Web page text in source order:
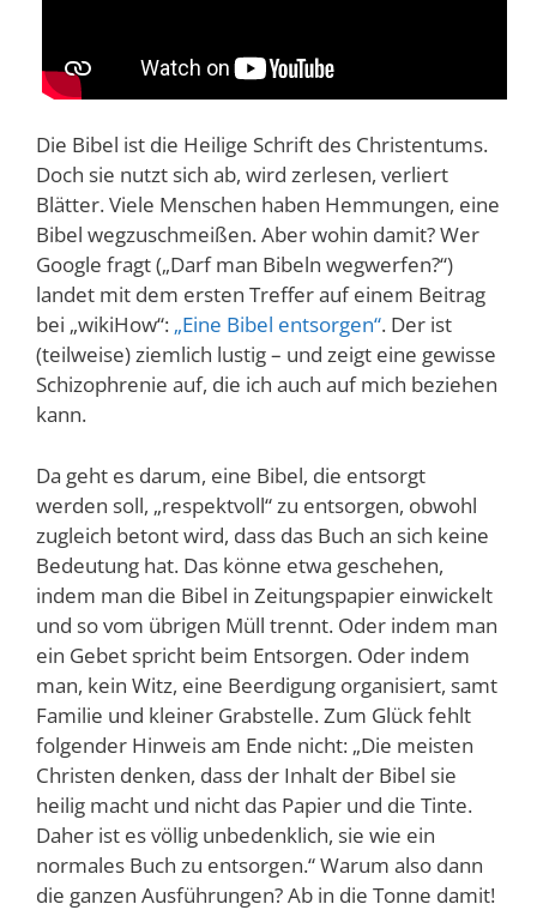
Die Bibel ist die Heilige Schrift des Christentums.
Doch sie nutzt sich ab, wird zerlesen, verliert
Blätter. Viele Menschen haben Hemmungen, eine
Bibel wegzuschmeißen. Aber wohin damit? Wer
Google fragt („Darf man Bibeln wegwerfen?“)
landet mit dem ersten Treffer auf einem Beitrag
bei „wikiHow“: „Eine Bibel entsorgen“. Der ist
(teilweise) ziemlich lustig – und zeigt eine gewisse
Schizophrenie auf, die ich auch auf mich beziehen
kann.
Da geht es darum, eine Bibel, die entsorgt
werden soll, „respektvoll“ zu entsorgen, obwohl
zugleich betont wird, dass das Buch an sich keine
Bedeutung hat. Das könne etwa geschehen,
indem man die Bibel in Zeitungspapier einwickelt
und so vom übrigen Müll trennt. Oder indem man
ein Gebet spricht beim Entsorgen. Oder indem
man, kein Witz, eine Beerdigung organisiert, samt
Familie und kleiner Grabstelle. Zum Glück fehlt
folgender Hinweis am Ende nicht: „Die meisten
Christen denken, dass der Inhalt der Bibel sie
heilig macht und nicht das Papier und die Tinte.
Daher ist es völlig unbedenklich, sie wie ein
normales Buch zu entsorgen.“ Warum also dann
die ganzen Ausführungen? Ab in die Tonne damit!